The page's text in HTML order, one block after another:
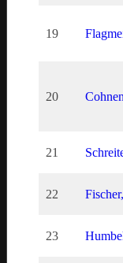
19
20
21
22
23